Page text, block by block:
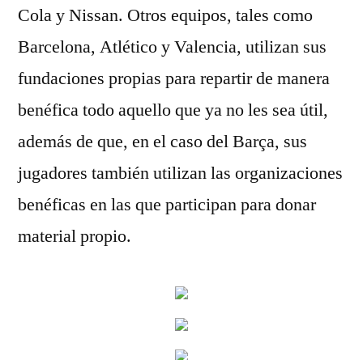
Cola y Nissan. Otros equipos, tales como
Barcelona, Atlético y Valencia, utilizan sus
fundaciones propias para repartir de manera
benéfica todo aquello que ya no les sea útil,
además de que, en el caso del Barça, sus
jugadores también utilizan las organizaciones
benéficas en las que participan para donar
material propio.